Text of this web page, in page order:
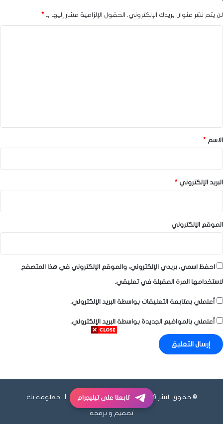
لن يتم نشر عنوان بريدك الإلكتروني. الحقول الإلزامية مشار إليها بـ *
*الاسم *
البريد الإلكتروني *
الموقع الإلكتروني
احفظ اسمي، بريدي الإلكتروني، والموقع الإلكتروني في هذا المتصفح
لاستخدامها المرة المقبلة في تعليقي.
أعلمني بمتابعة التعليقات بواسطة البريد الإلكتروني.
أعلمني بالمواضيع الجديدة بواسطة البريد الإلكتروني.
© حقوق النشر 2026، جميع الحقوق محفوظة | معلومة تك
تصميم و برمجة
تابعنا على تيليجرام